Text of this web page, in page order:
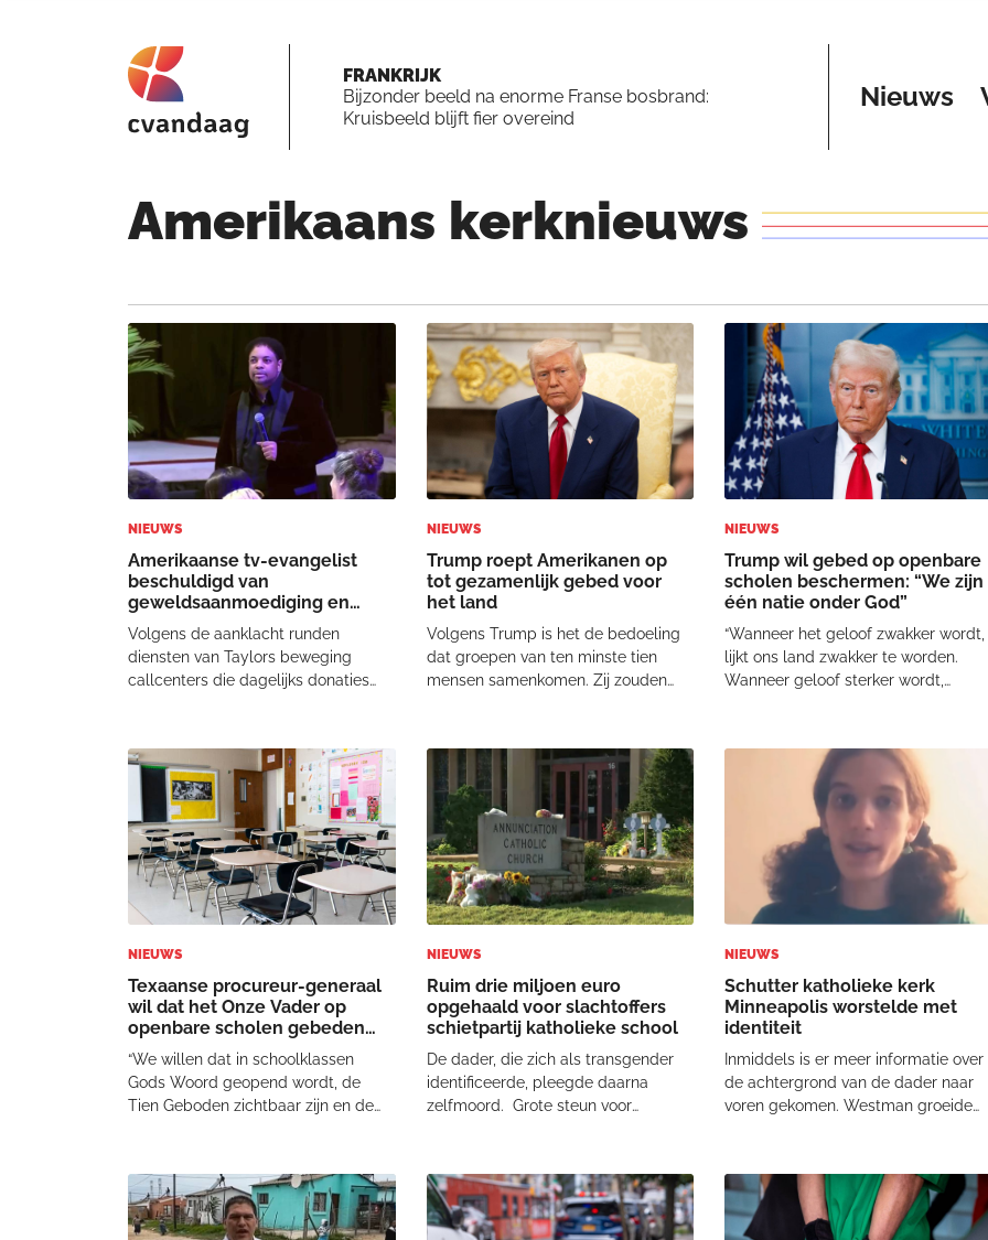
FRANKRIJK
Bijzonder beeld na enorme Franse bosbrand:
Kruisbeeld blijft fier overeind
Nieuws
Amerikaans kerknieuws
NIEUWS
Amerikaanse tv-evangelist
beschuldigd van
geweldsaanmoediging en
witwassen
Volgens de aanklacht runden
diensten van Taylors beweging
callcenters die dagelijks donaties
Werknemers van die callcenters
zouden gedwongen zijn als
zogeheten armor bearers
(beschermers) te
NIEUWS
Trump roept Amerikanen op
tot gezamenlijk gebed voor
het land
Volgens Trump is het de bedoeling
dat groepen van ten minste tien
mensen samenkomen. Zij zouden
250-jarig bestaan van de Verenigde
Staten in 2026. Kritiek en reactieNiet
iedere
NIEUWS
Trump wil gebed op openbare
scholen beschermen: “We zijn
één natie onder God”
“Wanneer het geloof zwakker wordt,
lijkt ons land zwakker te worden.
Wanneer geloof sterker wordt,
verdedigen we onze rechten en
herstellen we onze identiteit als een
natie onder God. We are
NIEUWS
Texaanse procureur-generaal
wil dat het Onze Vader op
openbare scholen gebeden
wordt
“We willen dat in schoolklassen
Gods Woord geopend wordt, de
Tien Geboden zichtbaar zijn en de
verklaring eerder deze week. Hij
bekritiseerde tegenstanders van de
nieuwe wet, ook wel bekend als S
NIEUWS
Ruim drie miljoen euro
opgehaald voor slachtoffers
schietpartij katholieke school
De dader, die zich als transgender
identificeerde, pleegde daarna
zelfmoord. Grote steun voor
voor de slachtoffers en hun families.
Tot dinsdagmiddag brachten die
samen ongeveer 3
NIEUWS
Schutter katholieke kerk
Minneapolis worstelde met
identiteit
Inmiddels is er meer informatie over
de achtergrond van de dader naar
voren gekomen. Westman groeide
Sandra Edward herinnert zich: “Ze
leefden vooral op zichzelf. Zo nu en
dan hie